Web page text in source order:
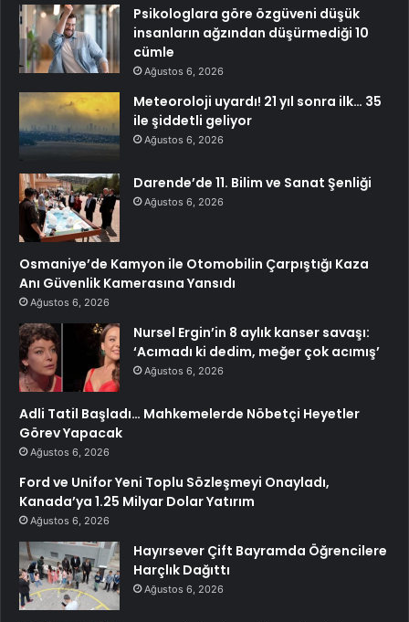
Psikologlara göre özgüveni düşük
insanların ağzından düşürmediği 10
cümle
Ağustos 6, 2026
Meteoroloji uyardı! 21 yıl sonra ilk… 35
ile şiddetli geliyor
Ağustos 6, 2026
Darende’de 11. Bilim ve Sanat Şenliği
Ağustos 6, 2026
Osmaniye’de Kamyon ile Otomobilin Çarpıştığı Kaza
Anı Güvenlik Kamerasına Yansıdı
Ağustos 6, 2026
Nursel Ergin’in 8 aylık kanser savaşı:
‘Acımadı ki dedim, meğer çok acımış’
Ağustos 6, 2026
Adli Tatil Başladı… Mahkemelerde Nöbetçi Heyetler
Görev Yapacak
Ağustos 6, 2026
Ford ve Unifor Yeni Toplu Sözleşmeyi Onayladı,
Kanada’ya 1.25 Milyar Dolar Yatırım
Ağustos 6, 2026
Hayırsever Çift Bayramda Öğrencilere
Harçlık Dağıttı
Ağustos 6, 2026